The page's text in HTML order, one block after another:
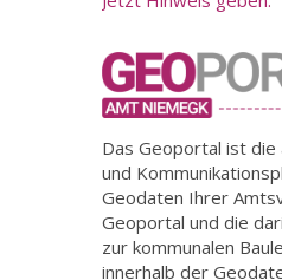
Das Geoportal ist
und
Geodaten Ihrer
Geoportal und die
zur kommunalen
innerhalb der